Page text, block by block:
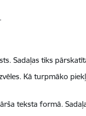
Sadaļas tiks
Kā turpmāko
teksta formā.